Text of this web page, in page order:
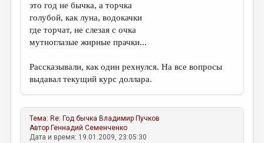
это год не бычка, а торчка
голубой, как луна, водокачки
где торчат, не слезая с очка
мутноглазые жирные прачки...
Рассказывали, как один рехнулся. На все вопросы
выдавал текущий курс доллара.
Тема: Re: Год бычка Владимир Пучков
Автор Геннадий Семенченко
Дата и время: 19.01.2009, 23:05:30